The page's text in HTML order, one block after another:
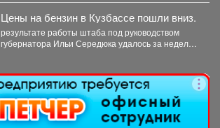
Цены на бензин в Кузбассе пошли вниз.
результате работы штаба под руководством
губернатора Ильи Середюка удалось за неделю